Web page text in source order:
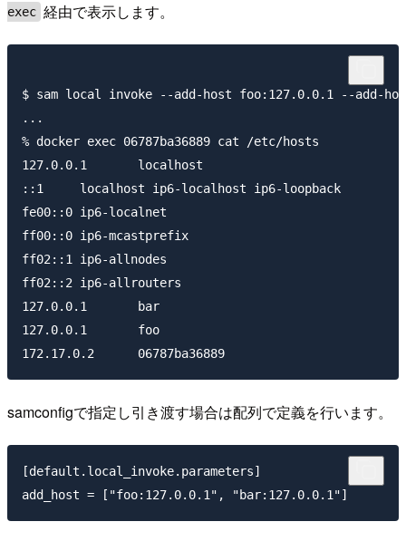
exec 経由で表示します。
$ sam local invoke --add-host foo:127.0.0.1 --add-
...
% docker exec 06787ba36889 cat /etc/hosts
127.0.0.1	localhost
::1	localhost ip6-localhost ip6-loopback
fe00::0	ip6-localnet
ff00::0	ip6-mcastprefix
ff02::1	ip6-allnodes
ff02::2	ip6-allrouters
127.0.0.1	bar
127.0.0.1	foo
samconfigで指定し引き渡す場合は配列で定義を行います。
[default.local_invoke.parameters]